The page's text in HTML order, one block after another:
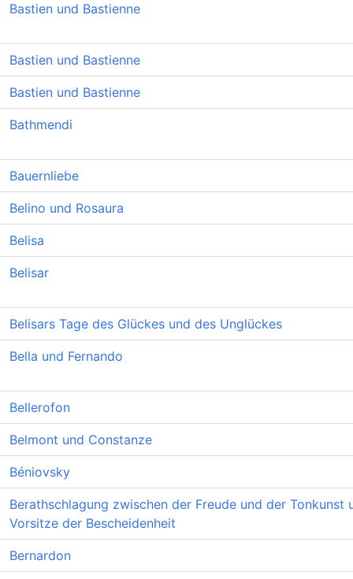
Bastien und Bastienne
Bastien und Bastienne
Bastien und Bastienne
Bathmendi
Bauernliebe
Belino und Rosaura
Belisa
Belisar
Belisars Tage des Glückes und des Unglückes
Bella und Fernando
Bellerofon
Belmont und Constanze
Béniovsky
Berathschlagung zwischen der Freude und der Tonkunst
Vorsitze der Bescheidenheit
Bernardon